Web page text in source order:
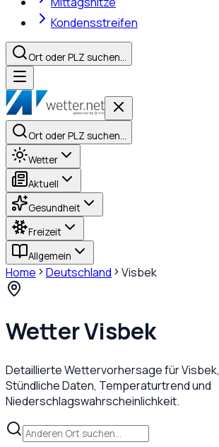
Kondensstreifen
Ort oder PLZ suchen…
Ort oder PLZ suchen…
Wetter
Aktuell
Gesundheit
Freizeit
Allgemein
Home Deutschland Visbek
WetterVisbek
Detaillierte Wettervorhersage fürVisbek,
Stündliche Daten, Temperaturtrend und
Niederschlagswahrscheinlichkeit.